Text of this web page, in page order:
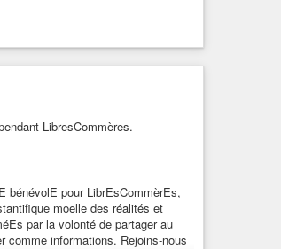
LibresCommères.
bénévolE pour LibrEsCommèrEs,
moelle des réalités et
par la volonté de partager au
comme informations. Rejoins-nous